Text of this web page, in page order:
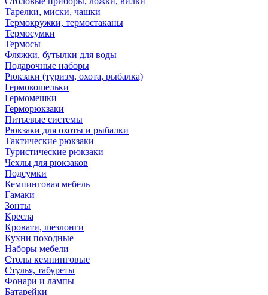
Тарелки, миски, чашки
Термокружки, термостаканы
Термосумки
Термосы
Фляжки, бутылки для воды
Подарочные наборы
Рюкзаки (туризм, охота, рыбалка)
Гермокошельки
Гермомешки
Герморюкзаки
Питьевые системы
Рюкзаки для охоты и рыбалки
Тактические рюкзаки
Туристические рюкзаки
Чехлы для рюкзаков
Подсумки
Кемпинговая мебель
Гамаки
Зонты
Кресла
Кровати, шезлонги
Кухни походные
Наборы мебели
Столы кемпинговые
Стулья, табуреты
Фонари и лампы
Батарейки